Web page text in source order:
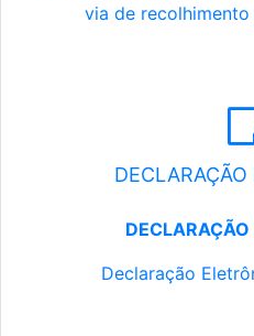
via de recolhimento
Declaração